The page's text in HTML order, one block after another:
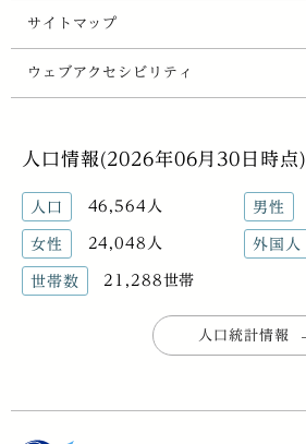
サイトマップ
ウェブアクセシビリティ
人口情報(2026年06月30日時点)
人口 46,564人 男性
女性 24,048人 外国人
世帯数 21,288世帯
人口統計情報